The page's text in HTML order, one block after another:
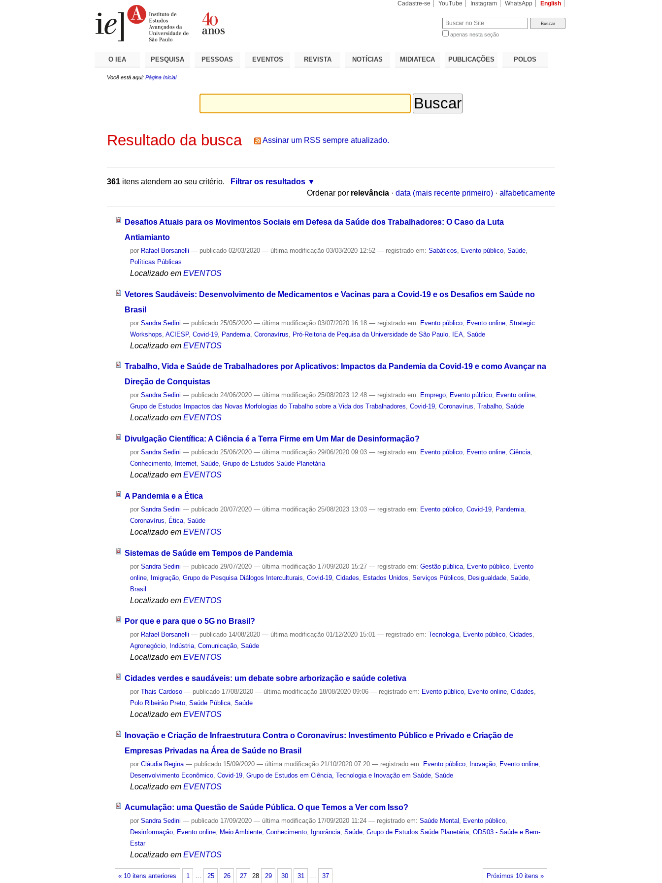
Cadastre-se YouTube Instagram WhatsApp English
apenas nesta seção
O IEA PESQUISA PESSOAS EVENTOS REVISTA NOTÍCIAS MIDIATECA PUBLICAÇÕES POLOS
Você está aqui: Página Inicial
Resultado da busca Assinar um RSS sempre atualizado.
361 itens atendem ao seu critério.
Filtrar os resultados
Ordenar por relevância · data (mais recente primeiro) · alfabeticamente
Desafios Atuais para os Movimentos Sociais em Defesa da Saúde dos Trabalhadores: O Caso da Luta
Antiamianto
por Rafael Borsanelli — publicado 02/03/2020— última modificação 03/03/2020 12:52— registrado em:Sabáticos Evento público ,Saúde
Políticas Públicas
Localizado em EVENTOS
Vetores Saudáveis: Desenvolvimento de Medicamentos e Vacinas para a Covid-19 e os Desafios em Saúde no
Brasil
porSandra Sedini — publicado 25/05/2020— última modificação 03/07/2020 16:18— registrado em: Evento público Evento online ,Strategic
Workshops ,ACIESP,Covid-19 Pandemia ,Coronavírus Pró-Reitoria de Pequisa da Universidade de São Paulo IEA ,Saúde
Localizado em EVENTOS
Trabalho, Vida e Saúde de Trabalhadores por Aplicativos: Impactos da Pandemia da Covid-19 e como Avançar na
Direção de Conquistas
porSandra Sedini — publicado 24/06/2020— última modificação 25/08/2023 12:48— registrado em: Emprego, Evento público, Evento online,
Grupo de Estudos Impactos das Novas Morfologias do Trabalho sobre a Vida dos Trabalhadores,Covid-19,Coronavírus,Trabalho,Saúde
Localizado em EVENTOS
Divulgação Científica: A Ciência é a Terra Firme em Um Mar de Desinformação?
porSandra Sedini — publicado 25/06/2020— última modificação 29/06/2020 09:03— registrado em: Evento público, Evento online,Ciência,
Conhecimento, Internet,Saúde,Grupo de Estudos Saúde Planetária
Localizado em EVENTOS
A Pandemia e a Ética
porSandra Sedini — publicado 20/07/2020— última modificação 25/08/2023 13:03— registrado em: Evento público ,Covid-19 Pandemia
Coronavírus
Ética ,Saúde
Localizado em EVENTOS
Sistemas de Saúde em Tempos de Pandemia
porSandra Sedini — publicado 29/07/2020— última modificação 17/09/2020 15:27— registrado em:Gestão pública Evento público Evento
online Imigração ,Grupo de Pesquisa Diálogos Interculturais ,Covid-19 ,Cidades Estados Unidos ,Serviços Públicos Desigualdade ,Saúde
Brasil
Localizado em EVENTOS
Por que e para que o 5G no Brasil?
por Rafael Borsanelli — publicado 14/08/2020— última modificação 01/12/2020 15:01— registrado em:Tecnologia, Evento público,Cidades,
Agronegócio, Indústria,Comunicação,Saúde
Localizado em EVENTOS
Cidades verdes e saudáveis: um debate sobre arborização e saúde coletiva
porThais Cardoso — publicado 17/08/2020— última modificação 18/08/2020 09:06— registrado em: Evento público Evento online ,Cidades
Polo Ribeirão Preto ,Saúde Pública ,Saúde
Localizado em EVENTOS
Inovação e Criação de Infraestrutura Contra o Coronavírus: Investimento Público e Privado e Criação de
Empresas Privadas na Área de Saúde no Brasil
porCláudia Regina — publicado 15/09/2020— última modificação 21/10/2020 07:20— registrado em: Evento público Inovação Evento online
Desenvolvimento Econômico ,Covid-19 ,Grupo de Estudos em Ciência, Tecnologia e Inovação em Saúde ,Saúde
Localizado em EVENTOS
Acumulação: uma Questão de Saúde Pública. O que Temos a Ver com Isso?
porSandra Sedini — publicado 17/09/2020— última modificação 17/09/2020 11:24— registrado em:Saúde Mental , Evento público,
Desinformação, Evento online, Meio Ambiente,Conhecimento, Ignorância,Saúde,Grupo de Estudos Saúde Planetária,ODS03 - Saúde e Bem-
Estar
Localizado em EVENTOS
« 10 itens anteriores Próximos 10 itens »
1 25 26 27 28 29 30 31 37